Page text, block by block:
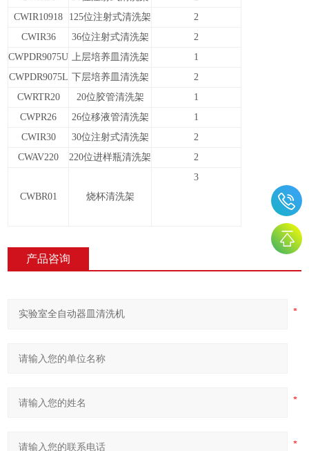
CWIR10918
125位注射式清洗架
2
CWIR36
36位注射式清洗架
2
CWPDR9075U 上层培养皿清洗架
1
CWPDR9075L 下层培养皿清洗架
2
CWRTR20
20位胶管清洗架
1
CWPR26
26位移液管清洗架
1
CWIR30
30位注射式清洗架
2
CWAV220
220位进样瓶清洗架 2
CWBR01 烧杯清洗架
3
产品咨询